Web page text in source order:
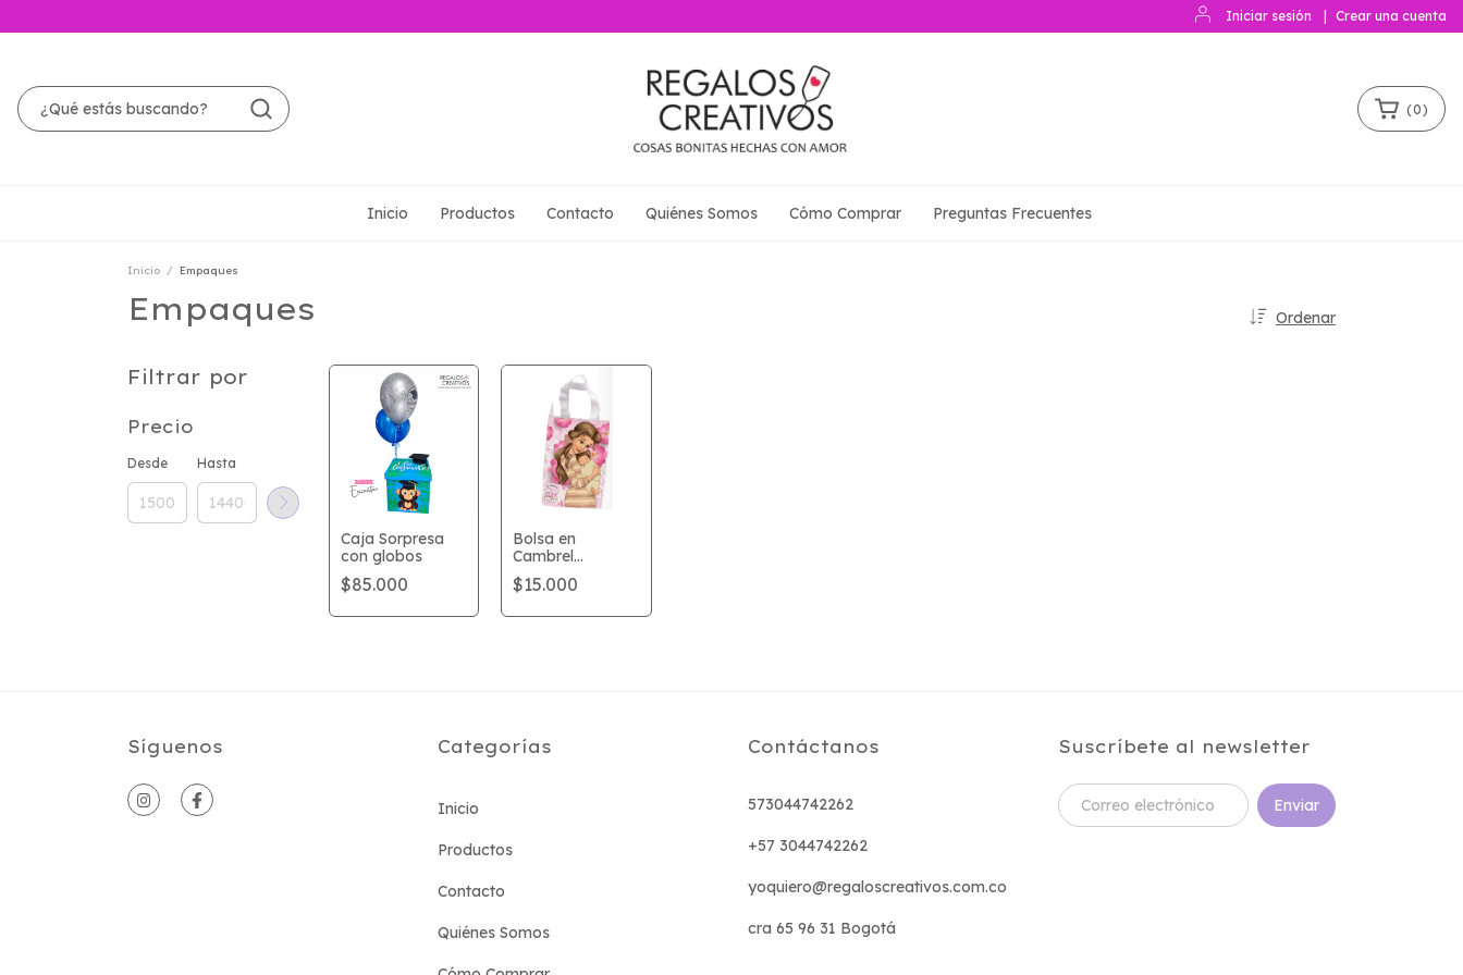
Iniciar sesión Crear una cuenta
(0)
Inicio Productos Contacto Quiénes Somos Cómo Comprar Preguntas Frecuentes
Inicio / Empaques
Empaques Ordenar
Filtrar por
Precio
Desde Hasta
Caja Sorpresa
con globos
$85.000
Bolsa en
Cambrel
personalizada
$15.000
Síguenos Categorías
Inicio
Productos
Contacto
Quiénes Somos
Contáctanos
573044742262
+57 3044742262
yoquiero@regaloscreativos.com.co
cra 65 96 31 Bogotá
Suscríbete al newsletter